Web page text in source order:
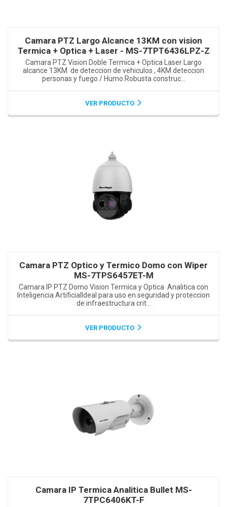
Camara PTZ Largo Alcance 13KM con vision
Termica + Optica + Laser - MS-7TPT6436LPZ-Z
Camara PTZ Vision Doble Termica + Optica Laser Largo
alcance 13KM de deteccion de vehiculos , 4KM deteccion
personas y fuego / Humo.Robusta construc...
VER PRODUCTO
Camara PTZ Optico y Termico Domo con Wiper
MS-7TPS6457ET-M
Camara IP PTZ Domo Vision Termica y Optica Analitica con
Inteligencia ArtificialIdeal para uso en seguridad y proteccion
de infraestructura crit...
VER PRODUCTO
Camara IP Termica Analitica Bullet MS-
7TPC6406KT-F